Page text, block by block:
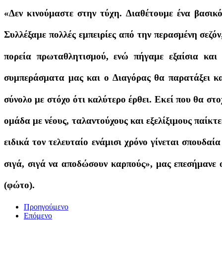
«Δεν κινούμαστε στην τύχη. Διαθέτουμε ένα
Συλλέξαμε πολλές εμπειρίες από την περασμένη
πορεία πρωταθλητισμού, ενώ πήγαμε εξαίσια
συμπεράσματα μας και ο Διαγόρας θα παρατάξει
σύνολο με στόχο ότι καλύτερο έρθει. Εκεί που θα
ομάδα με νέους, ταλαντούχους και εξελίξιμους
ειδικά τον τελευταίο ενάμισι χρόνο γίνεται
σιγά, σιγά να αποδώσουν καρπούς», μας
(φώτο).
Προηγούμενο
Επόμενο